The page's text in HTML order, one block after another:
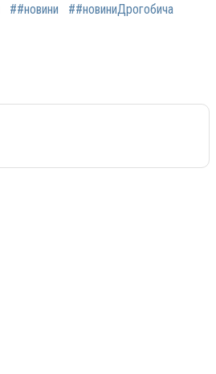
##новини
##новиниДрогобича